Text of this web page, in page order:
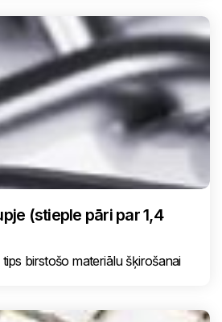
(stieple pāri par 1,4
tips birstošo materiālu šķirošanai